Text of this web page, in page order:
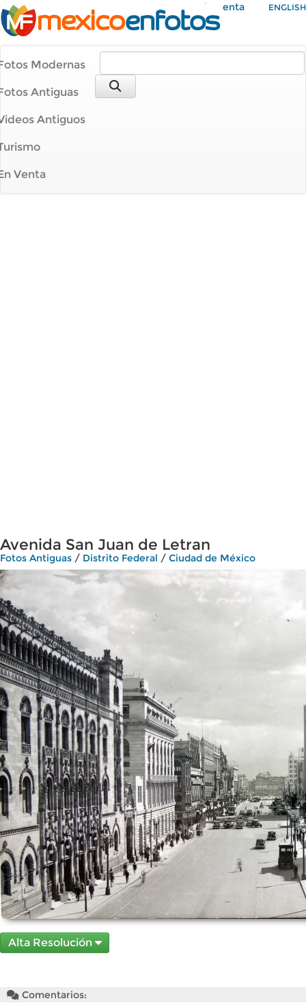
Mi Cuenta ENGLISH
Modernas
Antiguas
Antiguos
Venta
Avenida San Juan de Letran
Fotos Antiguas / Distrito Federal / Ciudad de México
Alta Resolución
Comentarios: